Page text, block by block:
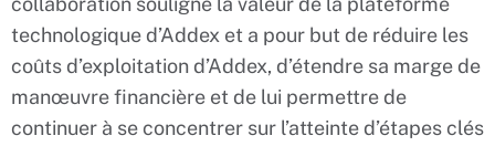
technologique d’Addex et a pour but de réduire les
coûts d’exploitation d’Addex, d’étendre sa marge de
manœuvre financière et de lui permettre de
continuer à se concentrer sur l’atteinte d’étapes clés